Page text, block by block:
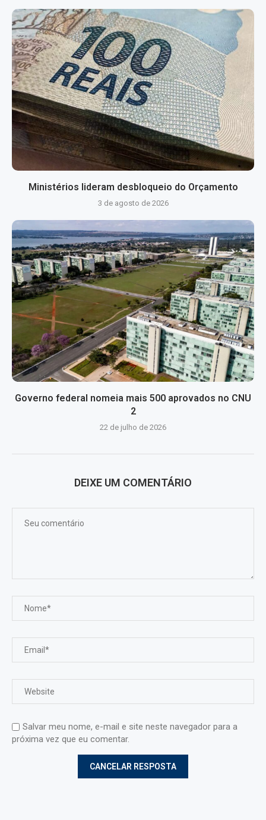
Ministérios lideram desbloqueio do Orçamento
3 de agosto de 2026
Governo federal nomeia mais 500 aprovados no CNU
2
22 de julho de 2026
DEIXE UM COMENTÁRIO
Salvar meu nome, e-mail e site neste navegador para a
próxima vez que eu comentar.